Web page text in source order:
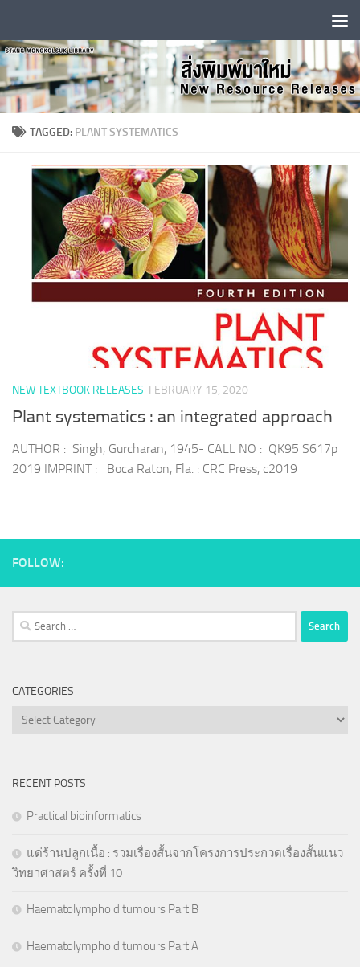
TAGGED: PLANT SYSTEMATICS
NEW TEXTBOOK RELEASES FEBRUARY 15, 2020
Plant systematics : an integrated approach
AUTHOR : Singh, Gurcharan, 1945- CALL NO : QK95 S617p
2019 IMPRINT : Boca Raton, Fla. : CRC Press, c2019
FOLLOW:
Search
for:
CATEGORIES
Categories
RECENT POSTS
Practical bioinformatics
แด่ร้านปลูกเนื้อ : รวมเรื่องสั้นจากโครงการประกวดเรื่องสั้นแนว
วิทยาศาสตร์ ครั้งที่ 10
Haematolymphoid tumours Part B
Haematolymphoid tumours Part A